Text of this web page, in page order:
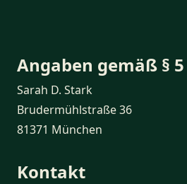
Angaben gemäß § 5
Sarah D. Stark
Brudermühlstraße 36
81371 München
Kontakt